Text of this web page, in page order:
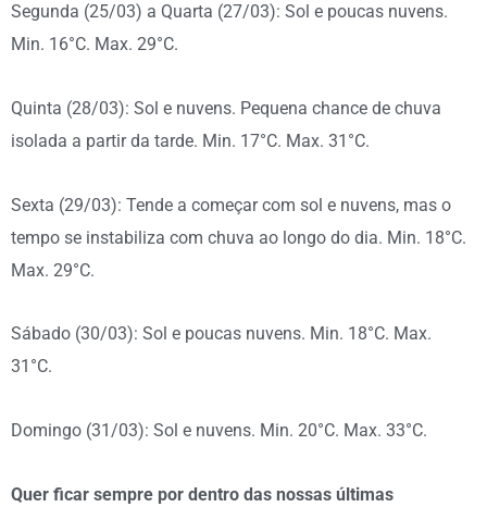
Segunda (25/03) a Quarta (27/03): Sol e poucas nuvens.
Min. 16°C. Max. 29°C.
Quinta (28/03): Sol e nuvens. Pequena chance de chuva
isolada a partir da tarde. Min. 17°C. Max. 31°C.
Sexta (29/03): Tende a começar com sol e nuvens, mas o
tempo se instabiliza com chuva ao longo do dia. Min. 18°C.
Max. 29°C.
Sábado (30/03): Sol e poucas nuvens. Min. 18°C. Max.
31°C.
Domingo (31/03): Sol e nuvens. Min. 20°C. Max. 33°C.
Quer ficar sempre por dentro das nossas últimas